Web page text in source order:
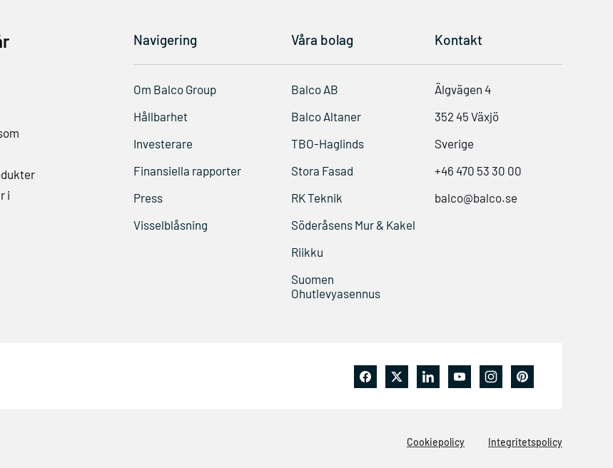
i
Navigering
Om Balco Group
Hållbarhet
Investerare
Finansiella rapporter
Press
Visselblåsning
Våra bolag
Balco AB
Balco Altaner
TBO-Haglinds
Stora Fasad
RK Teknik
Söderåsens Mur & Kakel
Riikku
Suomen
Ohutlevyasennus
Kontakt
Älgvägen 4
352 45 Växjö
Sverige
+46 470 53 30 00
balco@balco.se
Cookiepolicy Integritetspolicy